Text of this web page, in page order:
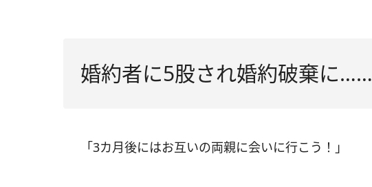
婚約者に5股され婚約破棄に……
「3カ月後にはお互いの両親に会いに行こう！」